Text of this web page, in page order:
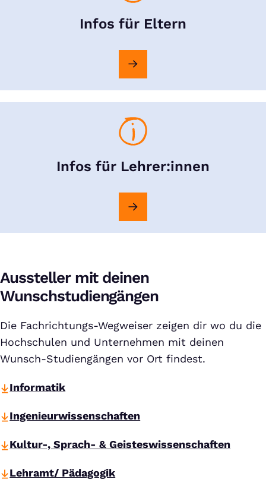
Infos für Eltern
Infos für Lehrer:innen
Aussteller mit deinen
Wunschstudiengängen
Die Fachrichtungs-Wegweiser zeigen dir wo du die
Hochschulen und Unternehmen mit deinen
Wunsch-Studiengängen vor Ort findest.
Informatik
Ingenieurwissenschaften
Kultur-, Sprach- & Geisteswissenschaften
Lehramt/ Pädagogik